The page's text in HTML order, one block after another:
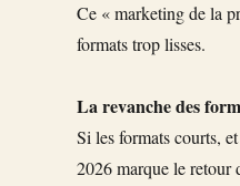
Ce « marketing de la
formats trop lisses.
La revanche des
Si les formats courts,
2026 marque le retour